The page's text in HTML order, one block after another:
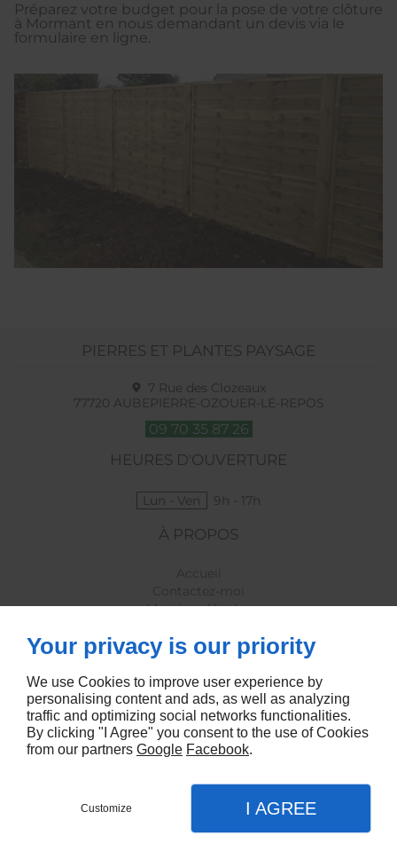
Préparez votre budget pour la pose de votre clôture
à Mormant en nous demandant un devis via le
formulaire en ligne.
PIERRES ET PLANTES PAYSAGE
7 Rue des Clozeaux
77720 AUBEPIERRE-OZOUER-LE-REPOS
09 70 35 87 26
HEURES D'OUVERTURE
Lun - Ven 9h - 17h
À PROPOS
Mentions légales
SUIVEZ-MOI
Agence Marketing Linkeo
CONTACT
Your privacy is our priority
We use Cookies to improve user experience by
personalising content and ads, as well as analyzing
traffic and optimizing social networks functionalities.
By clicking "I Agree" you consent to the use of Cookies
from our partners Google Facebook.
Customize I AGREE